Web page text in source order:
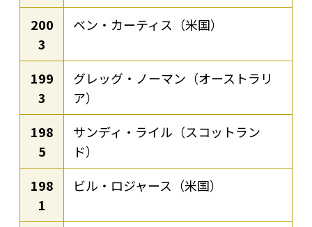
200
3
ベン・カーティス（米国）
199
3
グレッグ・ノーマン（オーストラリ
ア）
198
5
サンディ・ライル（スコットラン
ド）
198
1
ビル・ロジャース（米国）